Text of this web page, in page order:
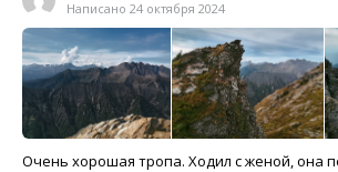
Написано 24 октября 2024
Очень хорошая тропа. Ходил с женой, она